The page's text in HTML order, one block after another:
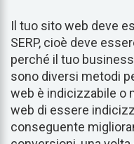
Il tuo sito web deve
SERP, cioè deve
perché il tuo
sono diversi metodi
web è indicizzabile o
web di essere
conseguente